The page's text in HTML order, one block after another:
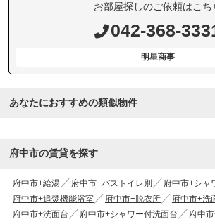
お部屋探しのご依頼はこち
042-368-
明星商事
あなたにおすすめの類似物件
府中市の賃貸を探す
府中市+給湯 府中市+バストイレ別
府中市+シャ
府中市+追焚機能浴室
府中市+脱衣所
府中市+洗
府中市+洗面台
府中市+シャワー付洗面台
府中